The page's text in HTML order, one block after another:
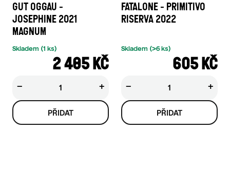
GUT OGGAU -
JOSEPHINE 2021
MAGNUM
2 485 KČ
Skladem (1 ks)
+
−
FATALONE - PRIMITIVO
RISERVA 2022
605 KČ
Skladem (>6 ks)
+
−